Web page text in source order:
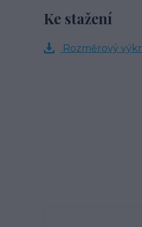
Ke stažení
Rozměrový